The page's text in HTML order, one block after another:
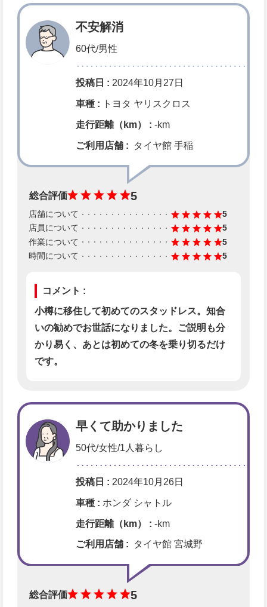
不安解消
60代/男性
投稿日 : 2024年10月27日
車種 : トヨタ ヤリスクロス
走行距離（km） : -km
ご利用店舗 : タイヤ館 手稲
総合評価 5
店舗について
5
店員について
5
作業について
5
時間について
5
コメント :
小樽に移住して初めてのスタッドレス。知合
いの勧めでお世話になりました。ご説明も分
かり易く、あとは初めての冬を乗り切るだけ
です。
早くて助かりました
50代/女性/1人暮らし
投稿日 : 2024年10月26日
車種 : ホンダ シャトル
走行距離（km） : -km
ご利用店舗 : タイヤ館 宮城野
総合評価 5